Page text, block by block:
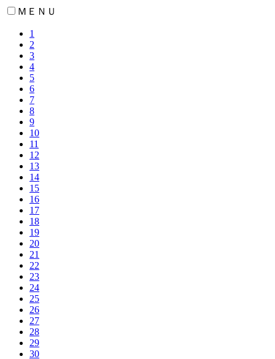
ＭＥＮＵ
1
2
3
4
5
6
7
8
9
10
11
12
13
14
15
16
17
18
19
20
21
22
23
24
25
26
27
28
29
30